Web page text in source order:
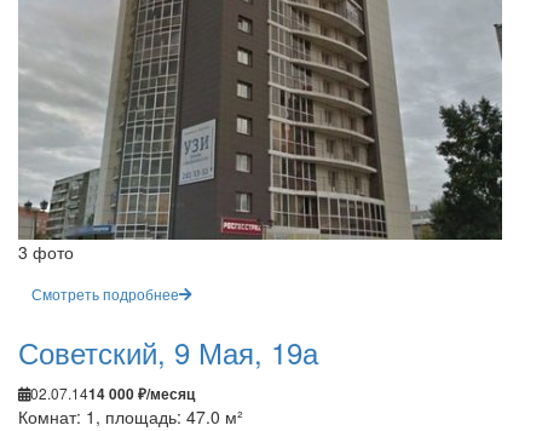
3 фото
Смотреть подробнее
Советский, 9 Мая, 19а
02.07.1414 000 ₽/месяц
Комнат: 1, площадь: 47.0 м²